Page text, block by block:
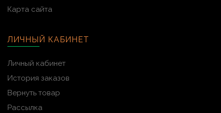
Карта сайта
ЛИЧНЫЙ КАБИНЕТ
Личный кабинет
История заказов
Вернуть товар
Рассылка